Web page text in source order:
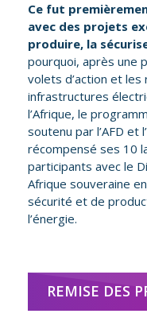
Ce fut
avec des projets
produire, la
pourquoi, après une
volets d’action et
infrastructures
l’Afrique, le
soutenu par l’AFD et
récompensé ses 10
participants avec le
Afrique souveraine
sécurité et de
l’énergie.
REMISE DES